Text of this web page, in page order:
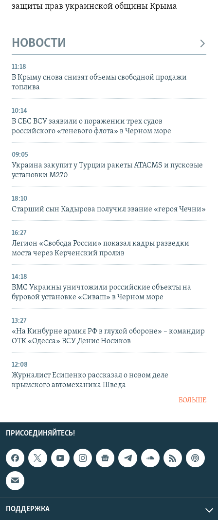
защиты прав украинской общины Крыма
НОВОСТИ
11:18
В Крыму снова снизят объемы свободной продажи
топлива
10:14
В СБС ВСУ заявили о поражении трех судов
российского «теневого флота» в Черном море
09:05
Украина закупит у Турции ракеты ATACMS и пусковые
установки M270
18:10
Старший сын Кадырова получил звание «героя Чечни»
16:27
Легион «Свобода России» показал кадры разведки
моста через Керченский пролив
14:18
ВМС Украины уничтожили российские объекты на
буровой установке «Сиваш» в Черном море
13:27
«На Кинбурне армия РФ в глухой обороне» – командир
ОТК «Одесса» ВСУ Денис Носиков
12:08
Журналист Есипенко рассказал о новом деле
крымского автомеханика Шведа
БОЛЬШЕ
ПРИСОЕДИНЯЙТЕСЬ!
ПОДДЕРЖКА